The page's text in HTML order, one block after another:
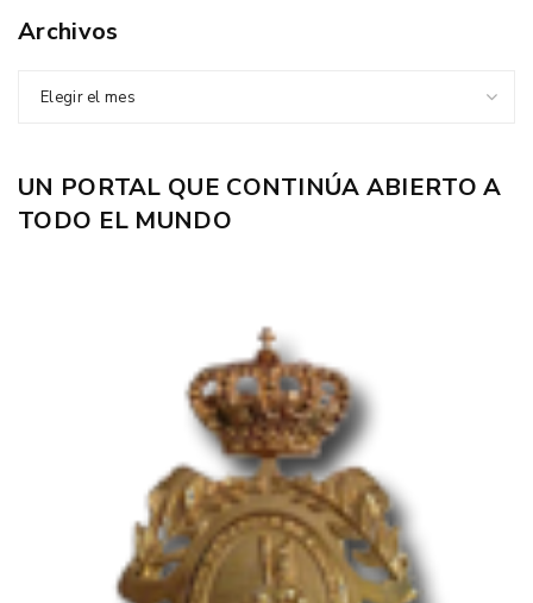
Archivos
Elegir el mes
UN PORTAL QUE CONTINÚA ABIERTO A
TODO EL MUNDO